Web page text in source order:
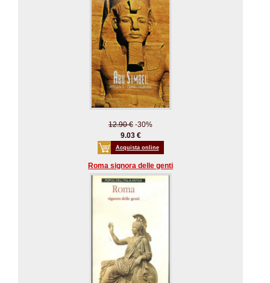
12.90 € -30%
9.03 €
Acquista online
Roma signora delle genti